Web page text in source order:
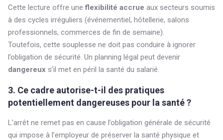
Cette lecture offre uneflexibilité accrue aux secteurs soumis
à des cycles irréguliers (événementiel, hôtellerie, salons
professionnels, commerces de fin de semaine).
Toutefois, cette souplesse ne doit pas conduire à ignorer
l’obligation de sécurité. Un planning légal peut devenir
dangereux s’il met en péril la santé du salarié.
3. Ce cadre autorise-t-il des pratiques
potentiellement dangereuses pour la santé ?
L’arrêt ne remet pas en cause l’obligation générale de sécurité
qui impose à l’employeur de préserver la santé physique et